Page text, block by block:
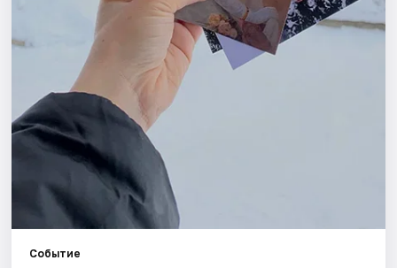
Событие